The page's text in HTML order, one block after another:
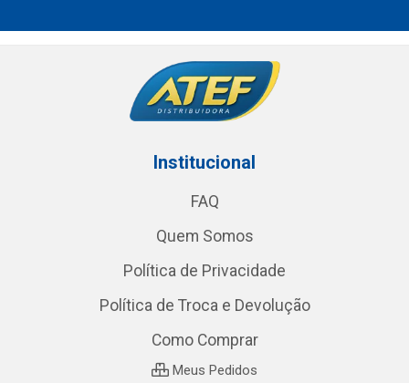
Institucional
FAQ
Quem Somos
Política de Privacidade
Política de Troca e Devolução
Como Comprar
Meus Pedidos